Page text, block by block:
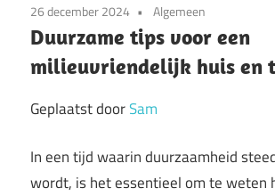
26 december 2024 Algemeen
Duurzame tips voor een
milieuvriendelijk huis en
Geplaatst doorSam
In een tijd waarin duurzaamheid
wordt, is het essentieel om te weten